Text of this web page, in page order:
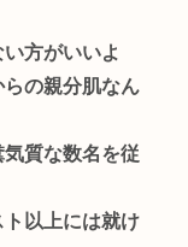
方がいいよ
の親分肌なん
質な数名を従
以上には就け